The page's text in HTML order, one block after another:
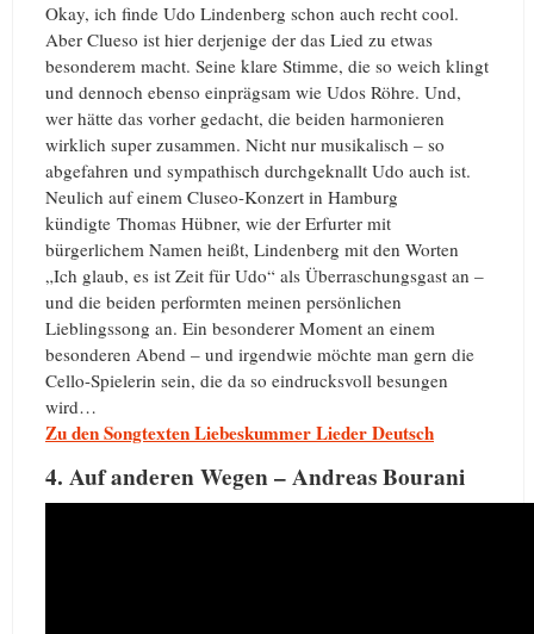
Okay, ich finde Udo Lindenberg schon auch recht cool.
Aber Clueso ist hier derjenige der das Lied zu etwas
besonderem macht. Seine klare Stimme, die so weich klingt
und dennoch ebenso einprägsam wie Udos Röhre. Und,
wer hätte das vorher gedacht, die beiden harmonieren
wirklich super zusammen. Nicht nur musikalisch – so
abgefahren und sympathisch durchgeknallt Udo auch ist.
Neulich auf einem Cluseo-Konzert in Hamburg
kündigte Thomas Hübner, wie der Erfurter mit
bürgerlichem Namen heißt, Lindenberg mit den Worten
„Ich glaub, es ist Zeit für Udo“ als Überraschungsgast an –
und die beiden performten meinen persönlichen
Lieblingssong an. Ein besonderer Moment an einem
besonderen Abend – und irgendwie möchte man gern die
Cello-Spielerin sein, die da so eindrucksvoll besungen
wird…
Zu den Songtexten Liebeskummer Lieder Deutsch
4. Auf anderen Wegen – Andreas Bourani